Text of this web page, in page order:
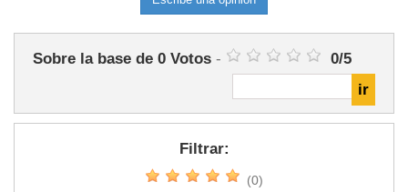
Sobre la base de 0 Votos - 0/5
Filtrar:
(0)